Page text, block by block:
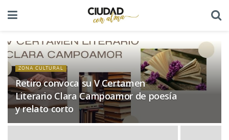
ZONA CULTURAL
Retiro convoca su V Certamen
Literario Clara Campoamor de poesía
y relato corto